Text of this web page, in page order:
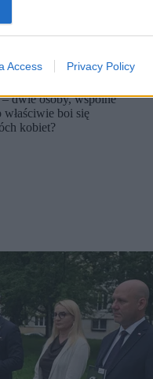
Access Privacy Policy
mężczyzn (albo
która już istnieje: prawną,
dwie osoby, wspólne
boi się
kobiet?